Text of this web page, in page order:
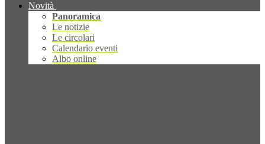
Novità
Panoramica
Le notizie
Le circolari
Calendario eventi
Albo online